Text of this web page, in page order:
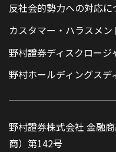
反社会的勢力への対応に
カスタマー・ハラスメン
野村證券ディスクロージ
野村ホールディングスデ
野村證券株式会社 金融
商）第142号